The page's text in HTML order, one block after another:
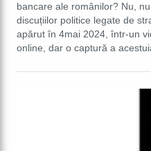
bancare ale românilor? Nu,
discuțiilor politice legate de
apărut în 4mai 2024, într-un
online, dar o captură a